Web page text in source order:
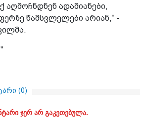
აღმოჩნდნენ ადამიანები,
წამსვლელები არიან,“ -
(0)
ჯერ არ გაკეთებულა.